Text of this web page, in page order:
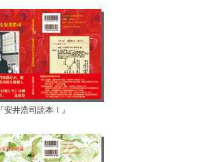
『安井浩司読本Ⅰ』